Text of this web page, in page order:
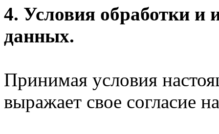
4. Условия обработки и
данных.
Принимая условия
выражает свое согласие